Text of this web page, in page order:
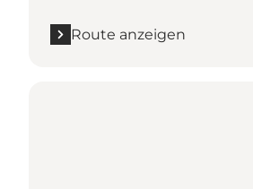
Route anzeigen